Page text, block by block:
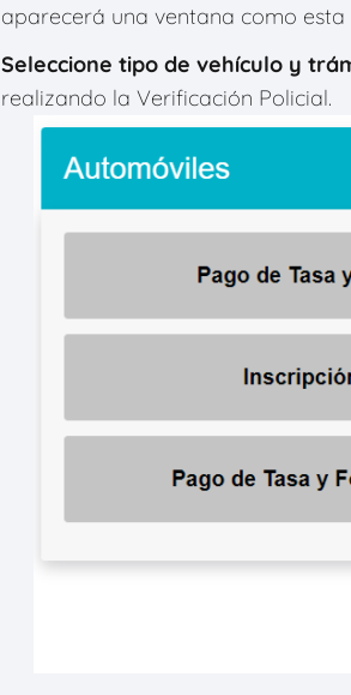
aparecerá una ventana como esta
Seleccione tipo de vehículo y
realizando la Verificación Policial.